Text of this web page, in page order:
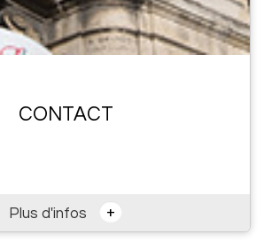
CONTACT
Plus d'infos +